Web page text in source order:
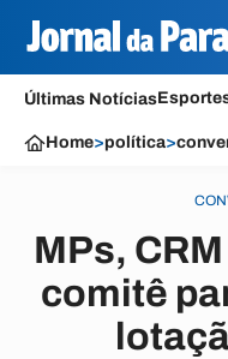
Últimas Notícias
Home>política>
MPs,
comitê